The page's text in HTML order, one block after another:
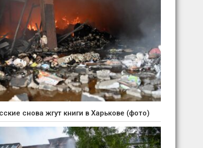
снова жгут книги в Харькове (фото)